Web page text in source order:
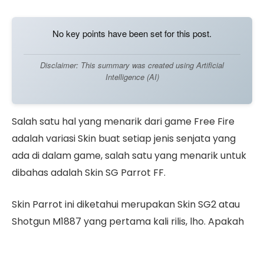
No key points have been set for this post.
Disclaimer: This summary was created using Artificial
Intelligence (AI)
Salah satu hal yang menarik dari game Free Fire
adalah variasi Skin buat setiap jenis senjata yang
ada di dalam game, salah satu yang menarik untuk
dibahas adalah Skin SG Parrot FF.
Skin Parrot ini diketahui merupakan Skin SG2 atau
Shotgun M1887 yang pertama kali rilis, lho. Apakah